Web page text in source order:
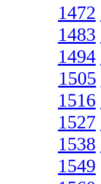
1472
1483
1494
1505
1516
1527
1538
1549